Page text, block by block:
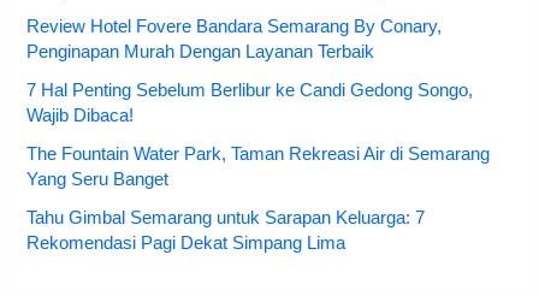
Review Hotel Fovere Bandara Semarang By Conary,
Penginapan Murah Dengan Layanan Terbaik
7 Hal Penting Sebelum Berlibur ke Candi Gedong Songo,
Wajib Dibaca!
The Fountain Water Park, Taman Rekreasi Air di Semarang
Yang Seru Banget
Tahu Gimbal Semarang untuk Sarapan Keluarga: 7
Rekomendasi Pagi Dekat Simpang Lima